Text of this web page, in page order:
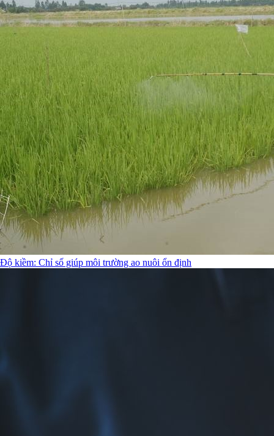
Độ kiềm: Chỉ số giúp môi trường ao nuôi ổn định